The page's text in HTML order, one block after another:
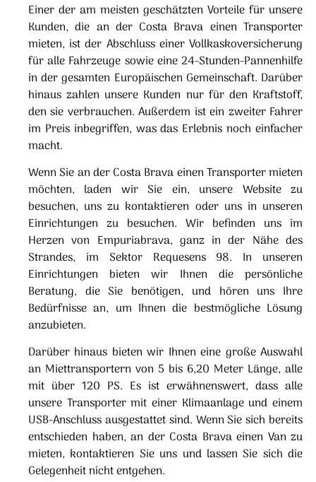
Einer der am meisten geschätzten Vorteile für unsere
Kunden, die an der Costa Brava einen Transporter
mieten, ist der Abschluss einer Vollkaskoversicherung
für alle Fahrzeuge sowie eine 24-Stunden-Pannenhilfe
in der gesamten Europäischen Gemeinschaft. Darüber
hinaus zahlen unsere Kunden nur für den Kraftstoff,
den sie verbrauchen. Außerdem ist ein zweiter Fahrer
im Preis inbegriffen, was das Erlebnis noch einfacher
macht.
Wenn Sie an der Costa Brava einen Transporter mieten
möchten, laden wir Sie ein, unsere Website zu
besuchen, uns zu kontaktieren oder uns in unseren
Einrichtungen zu besuchen. Wir befinden uns im
Herzen von Empuriabrava, ganz in der Nähe des
Strandes, im Sektor Requesens 98. In unseren
Einrichtungen bieten wir Ihnen die persönliche
Beratung, die Sie benötigen, und hören uns Ihre
Bedürfnisse an, um Ihnen die bestmögliche Lösung
anzubieten.
Darüber hinaus bieten wir Ihnen eine große Auswahl
an Miettransportern von 5 bis 6,20 Meter Länge, alle
mit über 120 PS. Es ist erwähnenswert, dass alle
unsere Transporter mit einer Klimaanlage und einem
USB-Anschluss ausgestattet sind. Wenn Sie sich bereits
entschieden haben, an der Costa Brava einen Van zu
mieten, kontaktieren Sie uns und lassen Sie sich die
Gelegenheit nicht entgehen.